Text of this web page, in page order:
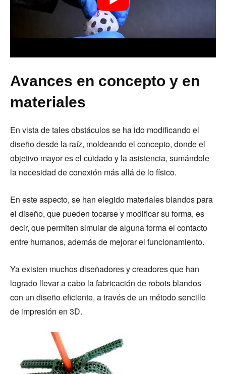
Avances en concepto y en
materiales
En vista de tales obstáculos se ha ido modificando el
diseño desde la raíz, moldeando el concepto, donde el
objetivo mayor es el cuidado y la asistencia, sumándole
la necesidad de conexión más allá de lo físico.
En este aspecto, se han elegido materiales blandos para
el diseño, que pueden tocarse y modificar su forma, es
decir, que permiten simular de alguna forma el contacto
entre humanos, además de mejorar el funcionamiento.
Ya existen muchos diseñadores y creadores que han
logrado llevar a cabo la fabricación de robots blandos
con un diseño eficiente, a través de un método sencillo
de impresión en 3D.